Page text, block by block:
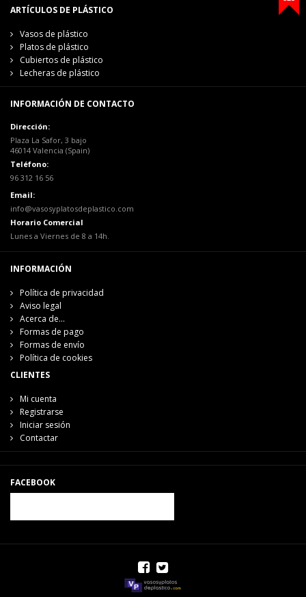
ARTÍCULOS DE PLÁSTICO
Vasos de plástico
Platos de plástico
Cubiertos de plástico
Lecheras de plástico
INFORMACIÓN DE CONTACTO
Dirección:
Plaza La Safor, 3 bajo
46014 Valencia (Spain)
Teléfono:
96 312 16 56
Email:
info@vasosyplatosdeplastico.com
Horario Comercial
Lunes a Viernes de 8 a 14h.
INFORMACIÓN
Política de privacidad
Aviso legal
Acerca de...
Formas de pago
Formas de envío
Política de cookies
CLIENTES
Mi cuenta
Registrarse
Iniciar sesión
Contactar
FACEBOOK